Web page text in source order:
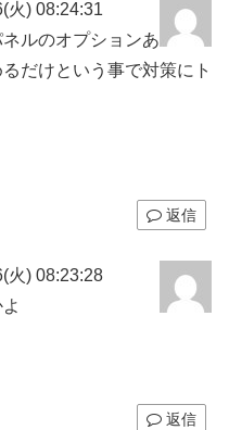
火) 08:24:31
ルのオプションあ
だけという事で対策にト
返信
火) 08:23:28
返信